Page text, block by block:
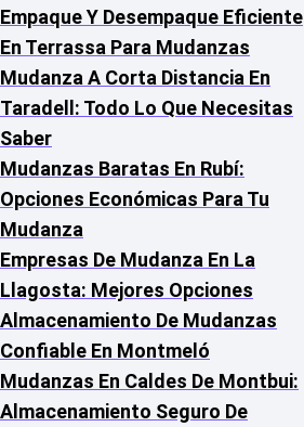
Empaque Y Desempaque Eficiente
En Terrassa Para Mudanzas
Mudanza A Corta Distancia En
Taradell: Todo Lo Que Necesitas
Saber
Mudanzas Baratas En Rubí:
Opciones Económicas Para Tu
Mudanza
Empresas De Mudanza En La
Llagosta: Mejores Opciones
Almacenamiento De Mudanzas
Confiable En Montmeló
Mudanzas En Caldes De Montbui:
Almacenamiento Seguro De